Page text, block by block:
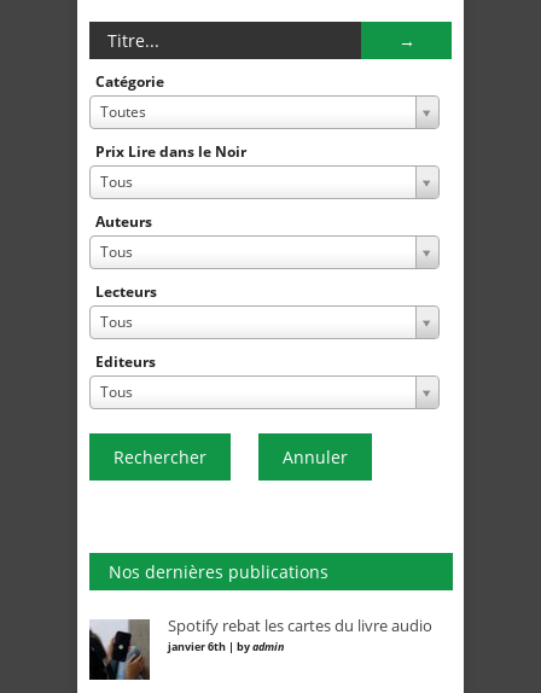
Catégorie
Toutes
Prix Lire dans le Noir
Tous
Auteurs
Tous
Lecteurs
Tous
Editeurs
Tous
Rechercher Annuler
Nos dernières publications
Spotify rebat les cartes du livre audio
janvier 6th | byadmin